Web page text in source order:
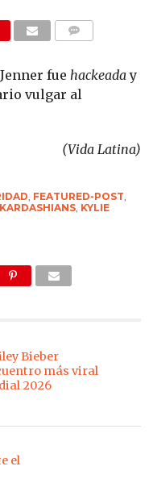
fue hackeaday
vulgar al
(Vida Latina)
FEATURED-POST
KARDASHIANS KYLIE
Bieber
más viral
2026
el